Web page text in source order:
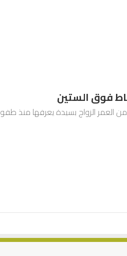
فوق الستين